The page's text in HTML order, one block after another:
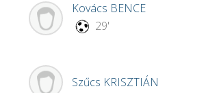
Kovács BENCE
29'
Szűcs KRISZTIÁN